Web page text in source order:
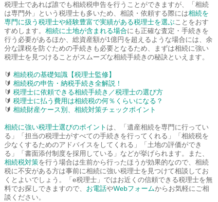
税理士であれば誰でも相続税申告を行うことができますが、「相続
は専門外」という税理士も多いため、相談・依頼する際には相続を
専門に扱う税理士や経験豊富で実績がある税理士を選ぶことをおす
すめします。 相続に土地が含まれる場合にも正確な査定・手続きを
行う必要があるほか、総資産額が1億円を超えるような場合には、余
分な課税を防ぐための手続きも必要となるため、まずは相続に強い
税理士を見つけることがスムーズな相続手続きの秘訣といえます。
🔰 相続税の基礎知識【税理士監修】
🔰 相続税の申告・納税手続き全解説！
🔰 税理士に依頼できる相続手続き／税理士の選び方
🔰 税理士に払う費用は相続税の何％くらいになる？
🔰 相続財産ケース別、相続対策チェックポイント
相続に強い税理士選びのポイント は、「遺産相続を専門に行ってい
る」「担当の税理士がすべての手続きを行ってくれる」「相続税を
少なくするためのアドバイスをしてくれる」「土地の評価ができ
る」「書面添付制度を採用している」などが挙げられます。また、
相続税対策を行う場合は生前から行ったほうが効果的なので、相続
税に不安がある方は事前に相続に強い税理士を見つけて相談してお
くとよいでしょう。「e税理士」ではお近くの信頼できる税理士を無
料でお探しできますので、 お電話やWebフォームからお気軽にご相
談ください。